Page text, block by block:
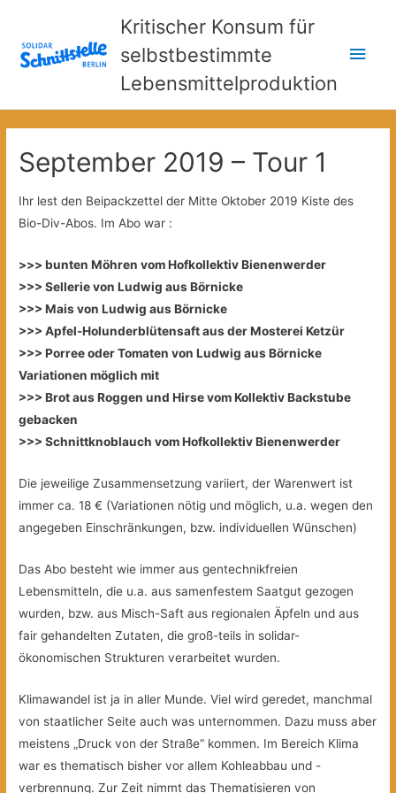
Kritischer Konsum für
selbstbestimmte
Lebensmittelproduktion
September 2019 – Tour 1
Ihr lest den Beipackzettel der Mitte Oktober 2019 Kiste des
Bio-Div-Abos. Im Abo war :
>>> bunten Möhren vom Hofkollektiv Bienenwerder
>>> Sellerie von Ludwig aus Börnicke
>>> Mais von Ludwig aus Börnicke
>>> Apfel-Holunderblütensaft aus der Mosterei Ketzür
>>> Porree oder Tomaten von Ludwig aus Börnicke
Variationen möglich mit
>>> Brot aus Roggen und Hirse vom Kollektiv Backstube
gebacken
>>> Schnittknoblauch vom Hofkollektiv Bienenwerder
Die jeweilige Zusammensetzung variiert, der Warenwert ist
immer ca. 18 € (Variationen nötig und möglich, u.a. wegen den
angegeben Einschränkungen, bzw. individuellen Wünschen)
Das Abo besteht wie immer aus gentechnikfreien
Lebensmitteln, die u.a. aus samenfestem Saatgut gezogen
wurden, bzw. aus Misch-Saft aus regionalen Äpfeln und aus
fair gehandelten Zutaten, die groß-teils in solidar-
ökonomischen Strukturen verarbeitet wurden.
Klimawandel ist ja in aller Munde. Viel wird geredet, manchmal
von staatlicher Seite auch was unternommen. Dazu muss aber
meistens „Druck von der Straße“ kommen. Im Bereich Klima
war es thematisch bisher vor allem Kohleabbau und -
verbrennung. Zur Zeit nimmt das Thematisieren von